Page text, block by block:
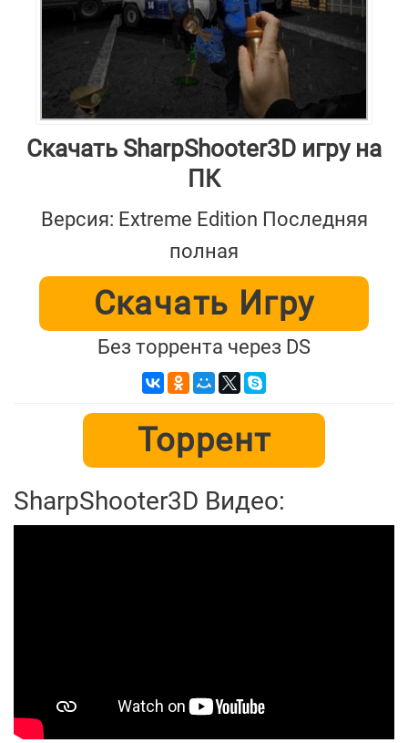
Скачать SharpShooter3D игру на
ПК
Версия: Extreme Edition Последняя
полная
Скачать Игру
Без торрента через DS
Торрент
SharpShooter3D Видео: